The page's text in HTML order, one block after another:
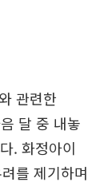
관련한
달 중 내놓
. 화정아이
를 제기하며